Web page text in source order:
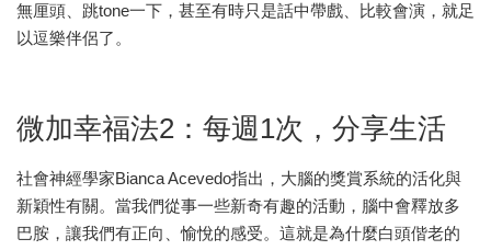
無厘頭、跳tone一下，甚至有時只是話中帶戲、比較會演，就足
以逗樂伴侶了。
微加幸福法2：每週1次，分享生活
社會神經學家Bianca Acevedo指出，大腦的獎賞系統的活化與
新穎性有關。當我們從事一些新奇有趣的活動，腦中會釋放多
巴胺，讓我們有正向、愉悅的感受。這就是為什麼白頭偕老的